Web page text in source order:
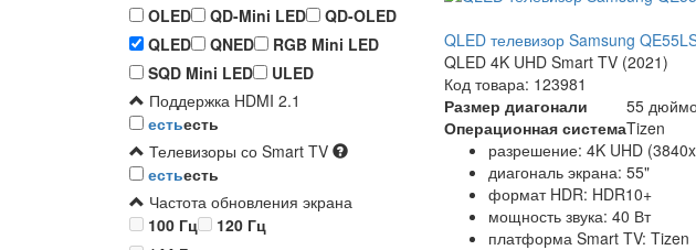
OLED
QD-Mini LED
QD-OLED
QLED
QNED
RGB Mini LED
SQD Mini LED
ULED
Поддержка HDMI 2.1
естьесть
Телевизоры со Smart TV
естьесть
Частота обновления экрана
100 Гц
120 Гц
QLED телевизор Samsung
QLED 4K UHD Smart TV (2021)
Код товара: 123981
Размер диагонали
55
Операционная системаTizen
разрешение: 4K UHD
диагональ экрана: 55"
формат HDR: HDR10+
мощность звука: 40 Вт
платформа Smart TV: Tizen